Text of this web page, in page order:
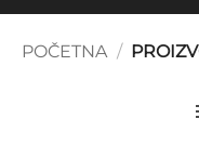
POČETNA /